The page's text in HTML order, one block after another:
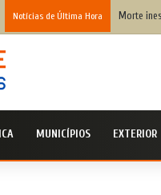
Notícias de Última Hora Morte
MUNICÍPIOS EXTERIOR